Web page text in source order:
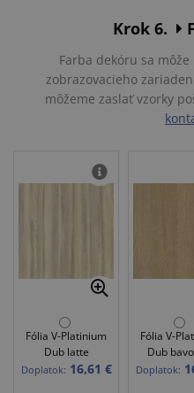
Krok 6.
Farba dekóru sa
zobrazovacieho
môžeme zaslať vzorky
Fólia V-Platinium
Dub latte
Doplatok: 16,61 €
Fólia V-
Dub
Doplatok: